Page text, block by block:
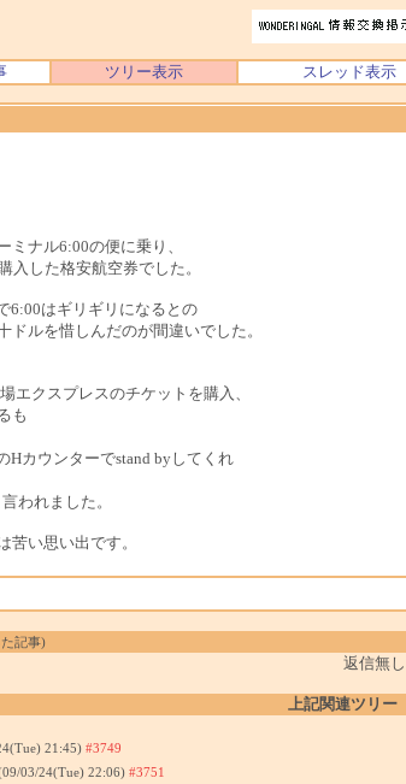
ツリー表示 スレッド表示
ナル6:00の便に乗り、
入した格安航空券でした。
6:00はギリギリになるとの
ルを惜しんだのが間違いでした。
エクスプレスのチケットを購入、
も
Hカウンターでstand byしてくれ
われました。
い思い出です。
記事)
返信無し
上記関連ツリー
21:45) #3749
03/24(Tue) 22:06) #3751